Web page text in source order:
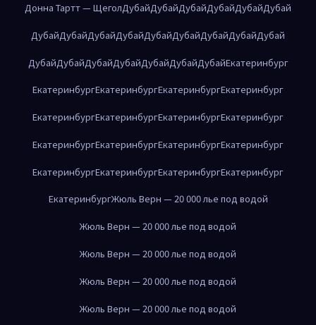
Донна Тартт — ЩеголДубайДубайДубайДубайДубайДубай
ДубайДубайДубайДубайДубайДубайДубайДубайДубай
ДубайДубайДубайДубайДубайДубайДубайЕкатеринбург
ЕкатеринбургЕкатеринбургЕкатеринбургЕкатеринбург
ЕкатеринбургЕкатеринбургЕкатеринбургЕкатеринбург
ЕкатеринбургЕкатеринбургЕкатеринбургЕкатеринбург
ЕкатеринбургЕкатеринбургЕкатеринбургЕкатеринбург
ЕкатеринбургЖюль Верн — 20 000 лье под водой
Жюль Верн — 20 000 лье под водой
Жюль Верн — 20 000 лье под водой
Жюль Верн — 20 000 лье под водой
Жюль Верн — 20 000 лье под водой